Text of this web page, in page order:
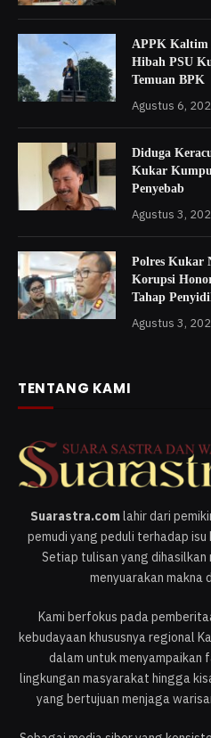
APPK Kaltim
Hibah PSU
Temuan BPK
Agustus 6,
Diduga
Kukar
Penyebab
Agustus 3,
Polres Kukar
Korupsi
Tahap
Agustus 3,
TENTANG KAMI
Suarastra.comlahir dari
pemudi yang peduli terhadap
Setiap tulisan yang
menyuarakan makna
Kami berfokus pada
kebudayaan khususnya regional
dalam untuk
lingkungan masyarakat hingga
yang bertujuan menjaga